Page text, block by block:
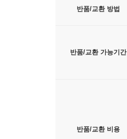
반품/교환 방법
반품/교환 가능기간
반품/교환 비용